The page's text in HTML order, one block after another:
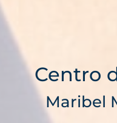
Centro
Maribel